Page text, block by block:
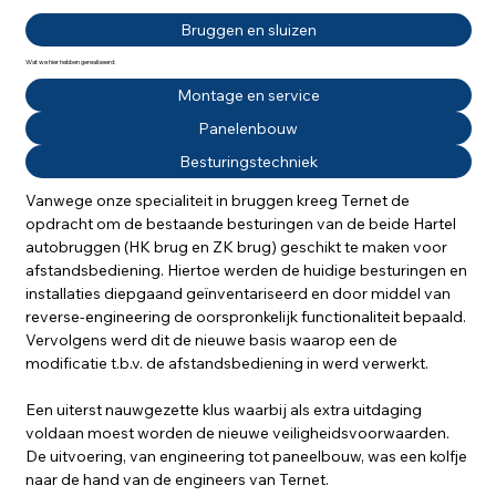
Bruggen en sluizen
Wat we hier hebben gerealiseerd:
Montage en service
Panelenbouw
Besturingstechniek
Vanwege onze specialiteit in bruggen kreeg Ternet de
opdracht om de bestaande besturingen van de beide Hartel
autobruggen (HK brug en ZK brug) geschikt te maken voor
afstandsbediening. Hiertoe werden de huidige besturingen en
installaties diepgaand geïnventariseerd en door middel van
reverse-engineering de oorspronkelijk functionaliteit bepaald.
Vervolgens werd dit de nieuwe basis waarop een de
modificatie t.b.v. de afstandsbediening in werd verwerkt.
Een uiterst nauwgezette klus waarbij als extra uitdaging
voldaan moest worden de nieuwe veiligheidsvoorwaarden.
De uitvoering, van engineering tot paneelbouw, was een kolfje
naar de hand van de engineers van Ternet.